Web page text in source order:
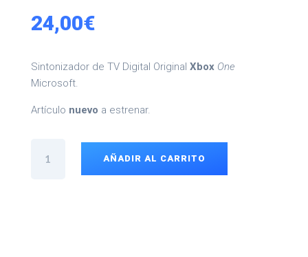
24,00€
Sintonizador de TV Digital Original Xbox One
Microsoft.
Artículo nuevo a estrenar.
AÑADIR AL CARRITO